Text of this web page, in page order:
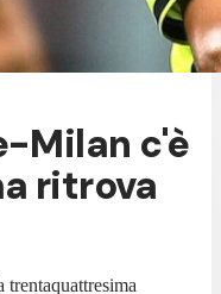
Milan c'è
ritrova